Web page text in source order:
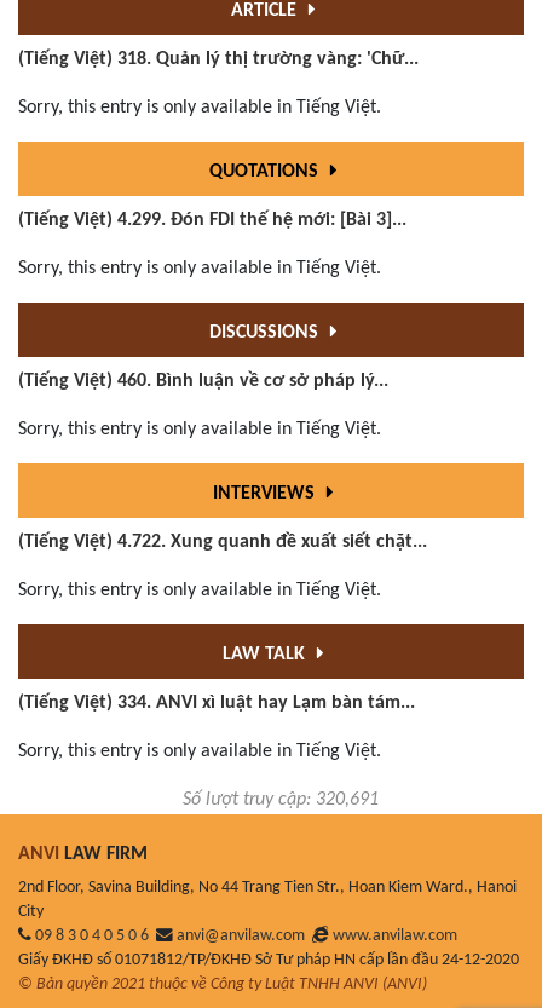
ARTICLE
(Tiếng Việt) 318. Quản lý thị trường vàng: 'Chữ...
Sorry, this entry is only available in Tiếng Việt.
QUOTATIONS
(Tiếng Việt) 4.299. Đón FDI thế hệ mới: [Bài 3]...
Sorry, this entry is only available in Tiếng Việt.
DISCUSSIONS
(Tiếng Việt) 460. Bình luận về cơ sở pháp lý...
Sorry, this entry is only available in Tiếng Việt.
INTERVIEWS
(Tiếng Việt) 4.722. Xung quanh đề xuất siết chặt...
Sorry, this entry is only available in Tiếng Việt.
LAW TALK
(Tiếng Việt) 334. ANVI xì luật hay Lạm bàn tám...
Sorry, this entry is only available in Tiếng Việt.
Số lượt truy cập: 320,691
ANVI LAW FIRM
2nd Floor, Savina Building, No 44 Trang Tien Str., Hoan Kiem Ward., Hanoi
City
09 8 3 0 4 0 5 0 6
anvi@anvilaw.com
www.anvilaw.com
Giấy ĐKHĐ số 01071812/TP/ĐKHĐ Sở Tư pháp HN cấp lần đầu 24-12-2020
© Bản quyền 2021 thuộc về Công ty Luật TNHH ANVI (ANVI)